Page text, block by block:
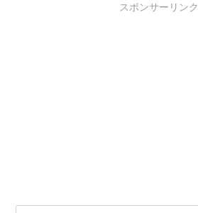
スポンサーリンク